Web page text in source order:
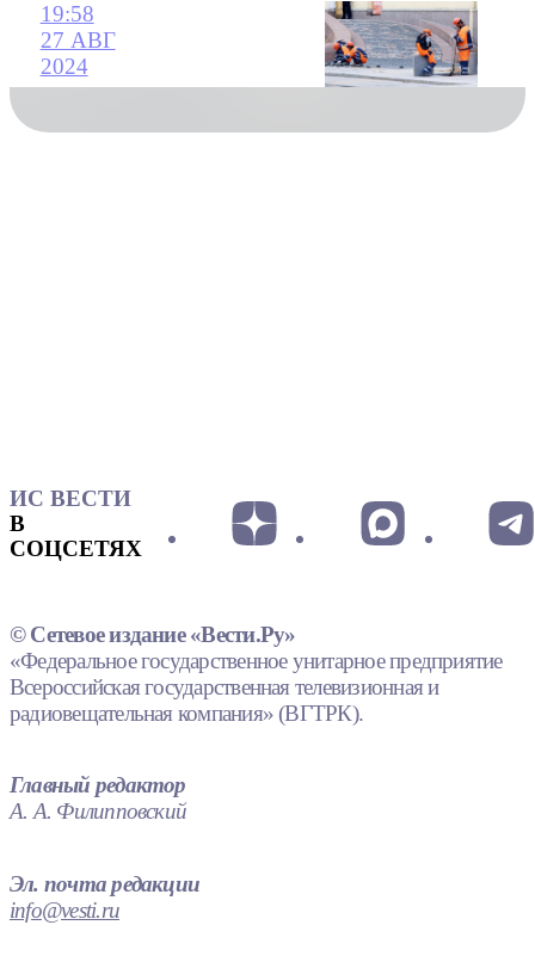
19:58
27 АВГ
2024
ИС ВЕСТИ
В
СОЦСЕТЯХ
© Сетевое издание «Вести.Ру»
«Федеральное государственное унитарное предприятие
Всероссийская государственная телевизионная и
радиовещательная компания» (ВГТРК).
Главный редактор
А. А. Филипповский
Эл. почта редакции
info@vesti.ru